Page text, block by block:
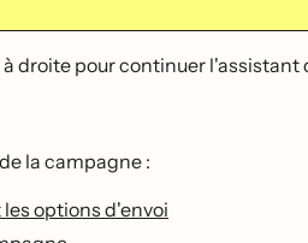
droite pour continuer
la campagne :
options d'envoi